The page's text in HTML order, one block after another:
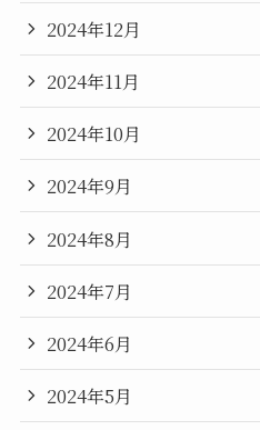
2024年12月
2024年11月
2024年10月
2024年9月
2024年8月
2024年7月
2024年6月
2024年5月